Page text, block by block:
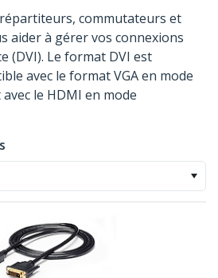
commutateurs et
aider à gérer vos connexions
(DVI). Le format DVI est
avec le format VGA en mode
le HDMI en mode